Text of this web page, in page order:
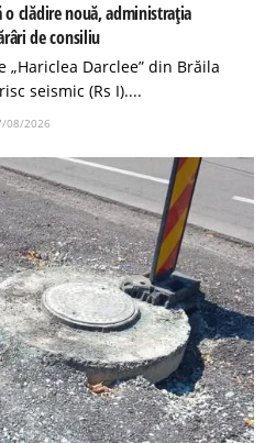
o clădire nouă, administrația
de consiliu
Darclee” din Brăila
seismic (Rs I)....
08/2026